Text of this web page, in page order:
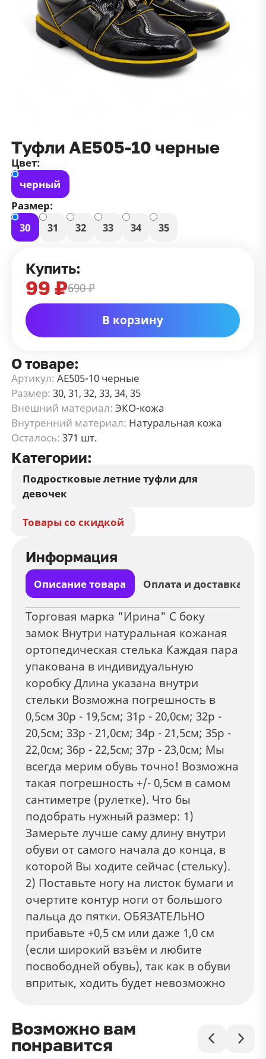
Туфли АЕ505-10 черные
Цвет:
черный
Размер:
30
31 32 33 34 35
Купить:
99 ₽690 ₽
В корзину
О товаре:
Артикул: АЕ505-10 черные
Размер: 30, 31, 32, 33, 34, 35
Внешний материал: ЭКО-кожа
Внутренний материал: Натуральная кожа
Осталось: 371 шт.
Категории:
Подростковые летние туфли для
девочек
Товары со скидкой
Информация
Описание товара Оплата и доставка
Торговая марка "Ирина" С боку
замок Внутри натуральная кожаная
ортопедическая стелька Каждая пара
упакована в индивидуальную
коробку Длина указана внутри
стельки Возможна погрешность в
0,5см 30р - 19,5см; 31р - 20,0см; 32р -
20,5см; 33р - 21,0см; 34р - 21,5см; 35р -
22,0см; 36р - 22,5см; 37р - 23,0см; Мы
всегда мерим обувь точно! Возможна
такая погрешность +/- 0,5см в самом
сантиметре (рулетке). Что бы
подобрать нужный размер: 1)
Замерьте лучше саму длину внутри
обуви от самого начала до конца, в
которой Вы ходите сейчас (стельку).
2) Поставьте ногу на листок бумаги и
очертите контур ноги от большого
пальца до пятки. ОБЯЗАТЕЛЬНО
прибавьте +0,5 см или даже 1,0 см
(если широкий взъём и любите
посвободней обувь), так как в обуви
впритык, ходить будет невозможно
Возможно вам
понравится
данныхипубличной оффертой
Зарегистрироваться
100 ₽100 ₽